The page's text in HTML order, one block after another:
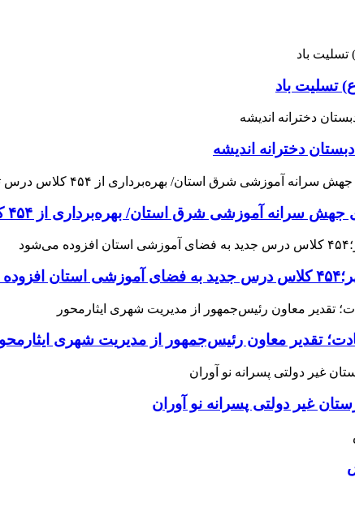
تسلیت باد
دخترانه اندیشه
شرق استان/ بهره‌برداری از ۴۵۴ کلاس درس تا مهرماه
تقدیر معاون رئیس‌جمهور از مدیریت شهری
غیر دولتی پسرانه نو آوران